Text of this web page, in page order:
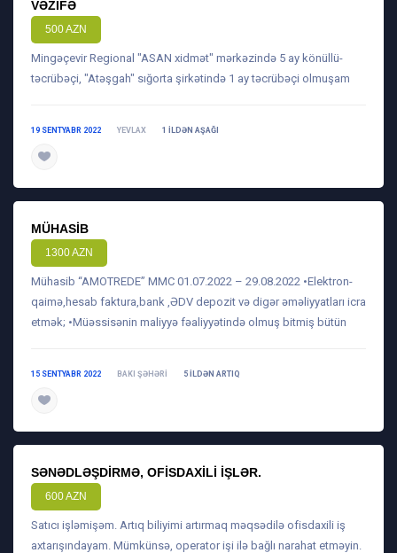
VƏZIFƏ
500 AZN
Mingəçevir Regional "ASAN xidmət" mərkəzində 5 ay könüllü-
təcrübəçi, "Atəşgah" sığorta şirkətində 1 ay təcrübəçi olmuşam
19 SENTYABR 2022 YEVLAX 1 ILDƏN AŞAĞI
MÜHASIB
1300 AZN
Mühasib “AMOTREDE” MMC 01.07.2022 – 29.08.2022 •Elektron-
qaimə,hesab faktura,bank ,ƏDV depozit və digər əməliyyatları icra
etmək; •Müəssisənin maliyyə fəaliyyətində olmuş bitmiş bütün
15 SENTYABR 2022 BAKI ŞƏHƏRI 5 ILDƏN ARTIQ
SƏNƏDLƏŞDIRMƏ, OFISDAXILI IŞLƏR.
600 AZN
Satıcı işləmişəm. Artıq biliyimi artırmaq məqsədilə ofisdaxili iş
axtarışındayam. Mümkünsə, operator işi ilə bağlı narahat etməyin.